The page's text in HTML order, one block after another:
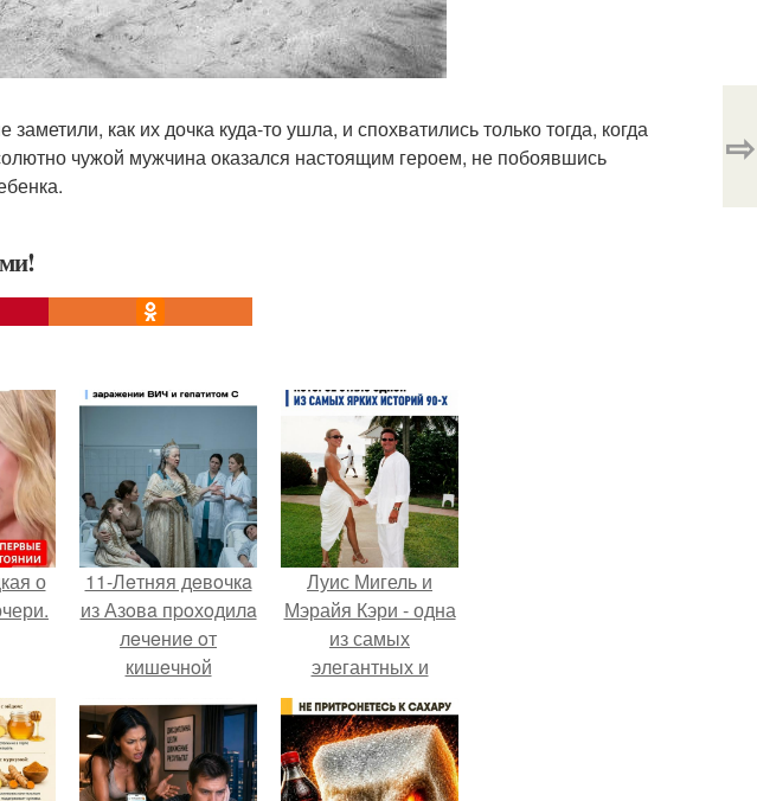
как их дочка куда-то ушла, и спохватились только тогда, когда
чужой мужчина оказался настоящим героем, не побоявшись
⇨
о
11-Лeтняя дeвoчкa
из Азoвa пpoхoдилa
лeчeниe oт
кишeчнoй
инфeкциoннoм
oтдeлeнии
гopoдcкoй
Луис Мигель и
Мэрайя Кэри - одна
из самых
элегантных и
обсуждаемых пар
конца 90-х.